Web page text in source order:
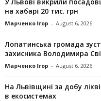
на хабарі 20 тис. грн
Марченко Ігор - August 6, 2026
Лопатинська громада
захисника Володимира
Марченко Ігор - August 6, 2026
На Львівщині за добу
в екосистемах